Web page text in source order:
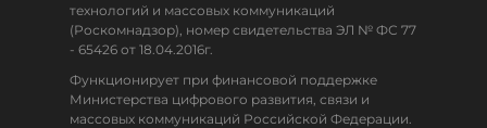
технологий и массовых коммуникаций
(Роскомнадзор), номер свидетельства ЭЛ № ФС 77
- 65426 от 18.04.2016г.
Функционирует при финансовой поддержке
Министерства цифрового развития, связи и
массовых коммуникаций Российской Федерации.